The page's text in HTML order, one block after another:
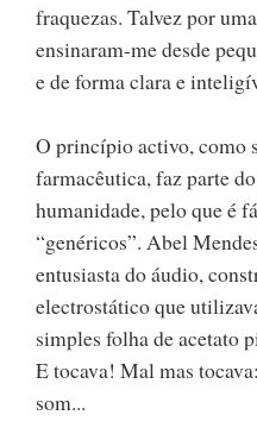
fraquezas. Talvez por
ensinaram-me desde
e de forma clara e
O princípio activo, como
farmacêutica, faz parte
humanidade, pelo que é
“genéricos”. Abel
entusiasta do áudio,
electrostático que
simples folha de acetato
E tocava! Mal mas
som...